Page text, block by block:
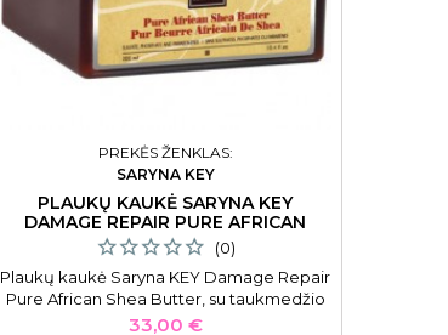
PREKĖS ŽENKLAS:
SARYNA KEY
PLAUKŲ KAUKĖ SARYNA KEY
DAMAGE REPAIR PURE AFRICAN
SHEA BUTTER, SU TAUKMEDŽIO
SVIESTU 300 ML
(0)
Plaukų kaukė Saryna KEY Damage Repair
Pure African Shea Butter, su taukmedžio
sviestu, atstatomoji, skirta pažeistiems
Kaina
33,00 €